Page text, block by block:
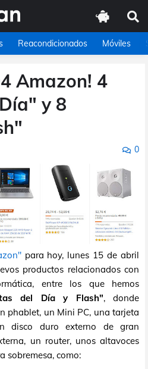
Reacondicionados Móviles
Amazon! 4
y 8
0
para hoy, lunes 15 de abril
productos relacionados con
entre los que hemos
del Día y Flash", donde
phablet, un Mini PC, una tarjeta
disco duro externo de gran
un router, unos altavoces
sobremesa, como: